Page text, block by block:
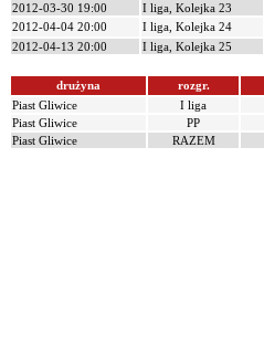
2012-03-30 19:00
I liga, Kolejka 23
2012-04-04 20:00
I liga, Kolejka 24
2012-04-13 20:00
I liga, Kolejka 25
drużyna rozgr.
Piast Gliwice
I liga
Piast Gliwice
PP
Piast Gliwice
RAZEM